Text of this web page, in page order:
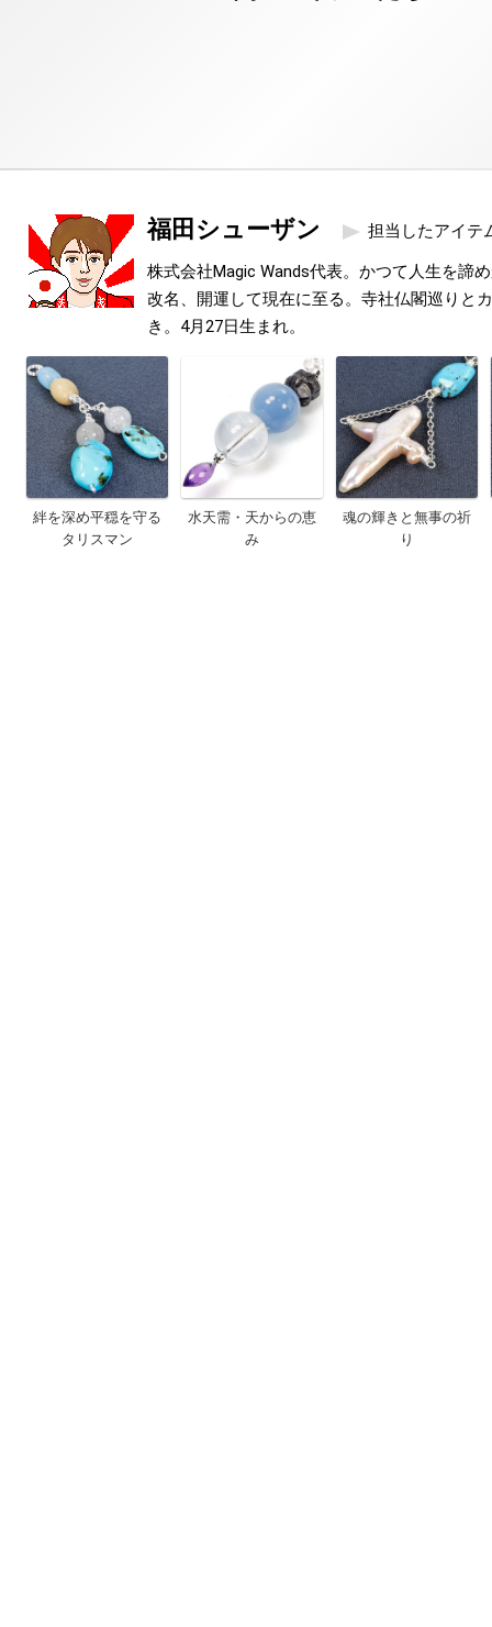
福田シューザン 担当したアイテ
株式会社Magic Wands代表。かつて人生を諦
改名、開運して現在に至る。寺社仏閣巡りと
き。4月27日生まれ。
絆を深め平穏を守る
タリスマン
水天需・天からの恵
み
魂の輝きと無事の祈
り